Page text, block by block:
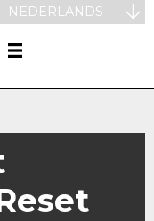
NEDERLANDS